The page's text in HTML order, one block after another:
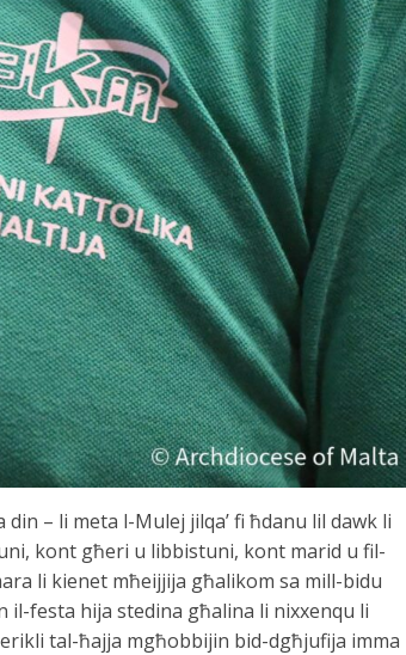
– li meta l-Mulej jilqa’ fi ħdanu lil dawk li
kont għeri u libbistuni, kont marid u fil-
li kienet mħeijjija għalikom sa mill-bidu
il-festa hija stedina għalina li nixxenqu li
tal-ħajja mgħobbijin bid-dgħjufija imma